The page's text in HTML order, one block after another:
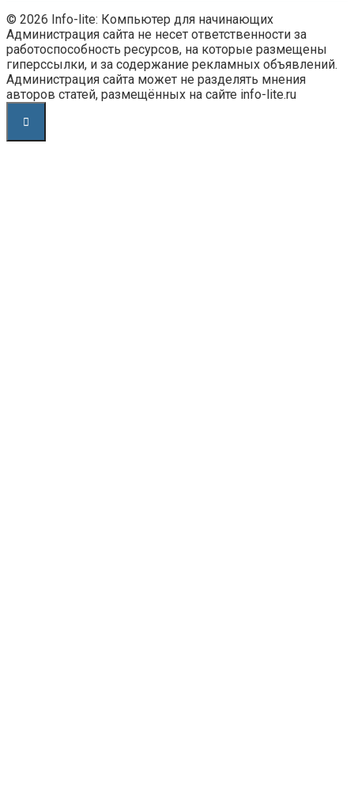
© 2026 Info-lite: Компьютер для начинающих
Администрация сайта не несет ответственности за
работоспособность ресурсов, на которые размещены
гиперссылки, и за содержание рекламных объявлений.
Администрация сайта может не разделять мнения
авторов статей, размещённых на сайте info-lite.ru